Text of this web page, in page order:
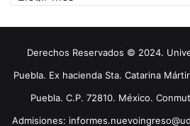
Derechos Reservados © 2024.
Puebla. Ex hacienda Sta. Catarina
Puebla. C.P. 72810. México.
Admisiones: